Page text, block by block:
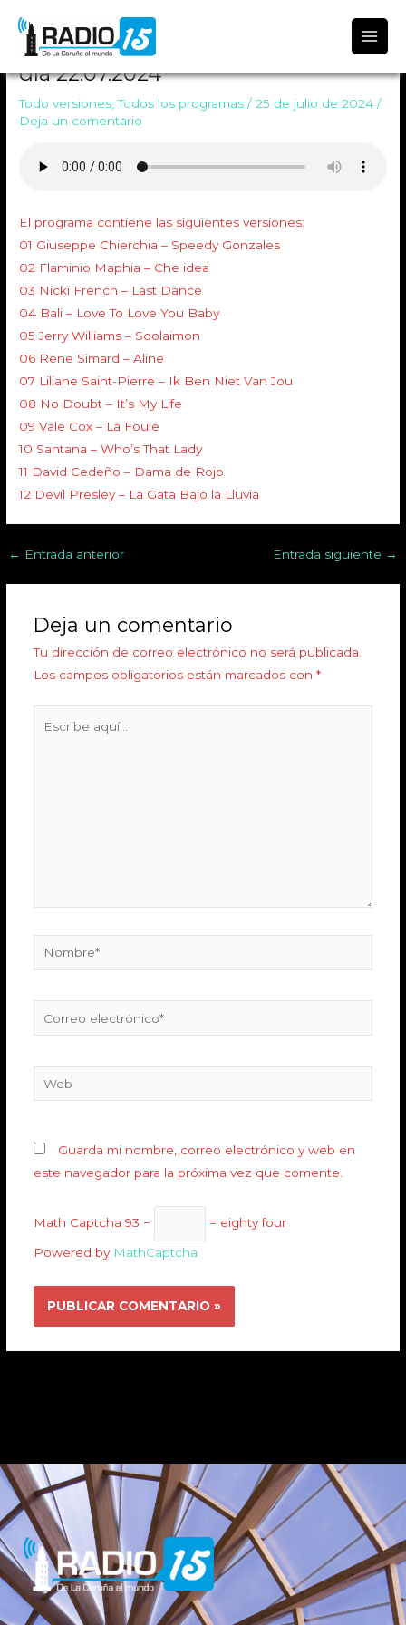
TODO VERSIONES 1840 Emitido el
día 22.07.2024
Todo versiones ,Todos los programas /25 de julio de 2024/
Deja un comentario
El programa contiene las siguientes versiones:
01 Giuseppe Chierchia – Speedy Gonzales
02 Flaminio Maphia – Che idea
03 Nicki French – Last Dance
04 Bali – Love To Love You Baby
05 Jerry Williams – Soolaimon
06 Rene Simard – Aline
07 Liliane Saint-Pierre – Ik Ben Niet Van Jou
08 No Doubt – It’s My Life
09 Vale Cox – La Foule
10 Santana – Who’s That Lady
11 David Cedeño – Dama de Rojo
12 Devil Presley – La Gata Bajo la Lluvia
← Entrada anterior Entrada siguiente →
Deja un comentario
Tu dirección de correo electrónico no será publicada.
Los campos obligatorios están marcados con *
Guarda mi nombre, correo electrónico y web en
este navegador para la próxima vez que comente.
Math Captcha 93 − = eighty four
Powered by MathCaptcha